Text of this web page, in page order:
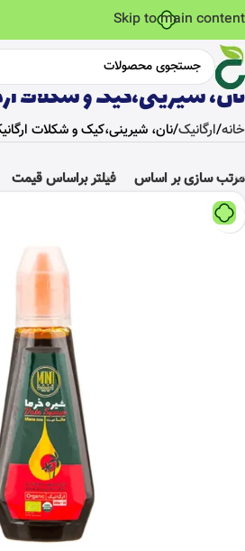
خرید قسطی با ترب‌پیSkip to main content
نان، شیرینی،کیک و شکلات
خانه ارگانیک نان، شیرینی،کیک و شکلات
مرتب سازی بر اساس فیلتر براساس قیمت